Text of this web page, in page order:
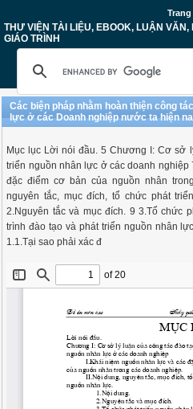
THƯ VIỆN TÀI LIỆU, EBOOK, LUẬN
GIÁO TRÌNH
Các biện pháp nhằm hoàn thiện công
lực ở các Doanh nghiệp nước ta hiện
Mục lục Lời nói đầu. 5 Chương I: Cơ sở
triển nguồn nhân lực ở các doanh
đặc điểm cơ bản của nguồn nhân
nguyên tắc, mục đích, tổ chức phát
2.Nguyên tắc và mục đích. 9 3.Tổ chức
trình đào tạo và phát triển nguồn nhân
1.1.Tại sao phải xác đ